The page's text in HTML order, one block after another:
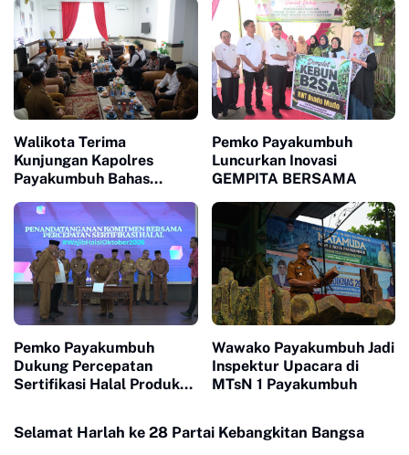
Payakumbuh periode
2026-2030
Walikota Terima
Kunjungan Kapolres
Payakumbuh Bahas
Hankamtibmas
Pemko Payakumbuh
Luncurkan Inovasi
GEMPITA BERSAMA
Pemko Payakumbuh
Dukung Percepatan
Sertifikasi Halal Produk
Wawako Payakumbuh Jadi
Inspektur Upacara di
MTsN 1 Payakumbuh
Selamat Harlah ke 28 Partai Kebangkitan Bangsa